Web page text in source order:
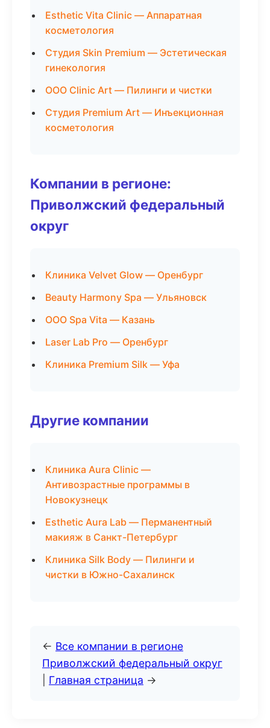
Esthetic Vita Clinic — Аппаратная
косметология
Студия Skin Premium — Эстетическая
гинекология
ООО Clinic Art — Пилинги и чистки
Студия Premium Art — Инъекционная
косметология
Компании в регионе:
Приволжский федеральный
округ
Клиника Velvet Glow — Оренбург
Beauty Harmony Spa — Ульяновск
ООО Spa Vita — Казань
Laser Lab Pro — Оренбург
Клиника Premium Silk — Уфа
Другие компании
Клиника Aura Clinic —
Антивозрастные программы в
Новокузнецк
Esthetic Aura Lab — Перманентный
макияж в Санкт-Петербург
Клиника Silk Body — Пилинги и
чистки в Южно-Сахалинск
← Все компании в регионе
Приволжский федеральный округ
Главная страница →